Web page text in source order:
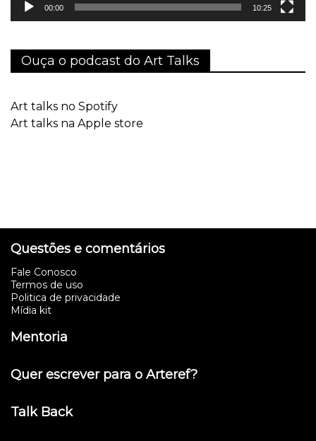
00:00 10:25
Ouça o podcast do Art Talks
Art talks no Spotify
Art talks na Apple store
Questões e comentários
Fale Conosco
Termos de uso
Politica de privacidade
Mídia kit
Mentoria
Quer escrever para o Arteref?
Talk Back